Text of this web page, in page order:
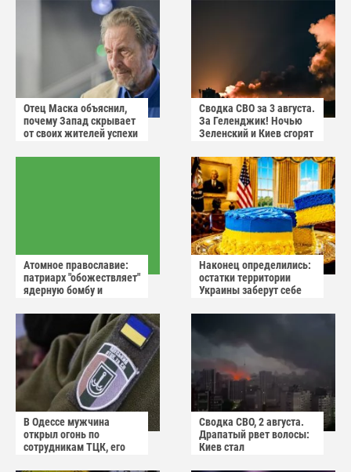
Отец Маска объяснил,
почему Запад скрывает
от своих жителей успехи
Сводка СВО за 3 августа.
За Геленджик! Ночью
Зеленский и Киев сгорят
Атомное православие:
патриарх "обожествляет"
ядерную бомбу и
"апокалиптических
сценариев"
Наконец определились:
остатки территории
Украины заберут себе
В Одессе мужчина
открыл огонь по
сотрудникам ТЦК, его
Сводка СВО, 2 августа.
Драпатый рвет волосы:
Киев стал